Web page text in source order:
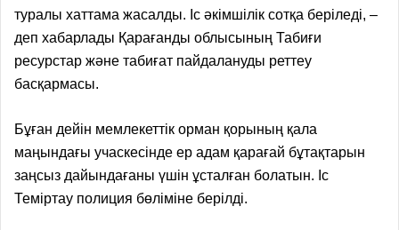
туралы хаттама жасалды. Іс әкімшілік сотқа беріледі, –
деп хабарлады Қарағанды облысының Табиғи
ресурстар және табиғат пайдалануды реттеу
басқармасы.
Бұған дейін мемлекеттік орман қорының қала
маңындағы учаскесінде ер адам қарағай бұтақтарын
заңсыз дайындағаны үшін ұсталған болатын. Іс
Теміртау полиция бөліміне берілді.